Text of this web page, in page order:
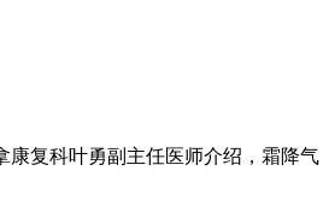
康复科叶勇副主任医师介绍，霜降气